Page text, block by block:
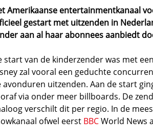
Amerikaanse entertainmentkanaal
gestart met uitzenden in
aan al haar abonnees aanbiedt
start van de kinderzender was met
zal vooral een geduchte
avonduren uitzenden. Aan de start
via onder meer billboards. De
verschilt dit per regio. In de
ofwel eerst BBCWorld News